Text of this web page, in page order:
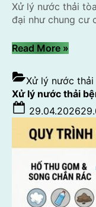
Xử lý nước thải
đại như chung cư
Read More“Xử
Nước
Thải
Tòa
Nhà:
Giải
Pháp
Tối
Ưu
Đạt
Chuẩn
Quốc
»
Xử lý nước thải
Xử lý nước thải
Posted
on
29.04.2026